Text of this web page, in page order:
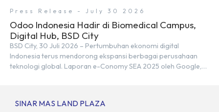
Press Release - July 30 2026
Odoo Indonesia Hadir di Biomedical Campus,
Digital Hub, BSD City
BSD City, 30 Juli 2026 – Pertumbuhan ekonomi digital
Indonesia terus mendorong ekspansi berbagai perusahaan
teknologi global. Laporan e-Conomy SEA 2025 oleh Google,
sebesar 14% dibandingkan dengan tahun sebelumnya. Kondisi
SINAR MAS LAND PLAZA